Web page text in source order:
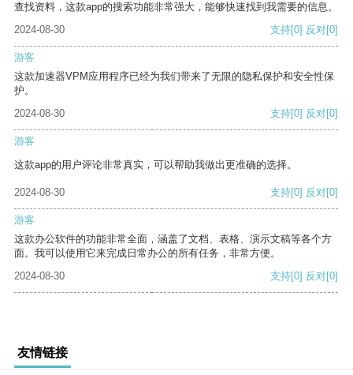
查找资料，这款app的搜索功能非常强大，能够快速找到我需要的信息。
2024-08-30
支持[0] 反对[0]
游客
这款加速器VPM应用程序已经为我们带来了无限的隐私保护和安全性保
护。
2024-08-30
支持[0] 反对[0]
游客
这款app的用户评论非常真实，可以帮助我做出更准确的选择。
2024-08-30 支持[0] 反对[0]
游客
这款办公软件的功能非常全面，涵盖了文档、表格、演示文稿等各个方
面。我可以使用它来完成日常办公的所有任务，非常方便。
2024-08-30
支持[0] 反对[0]
友情链接